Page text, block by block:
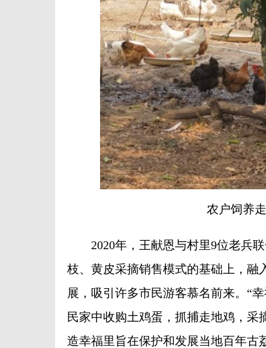
农户饲养
2020年，王献恩与村里9位老兵联
枝、黄皮采摘销售模式的基础上，融
展，吸引许多市民游客慕名前来。“
民家中收购土鸡蛋，抓捕走地鸡，
造幸福里旨在保护和发展当地百年古